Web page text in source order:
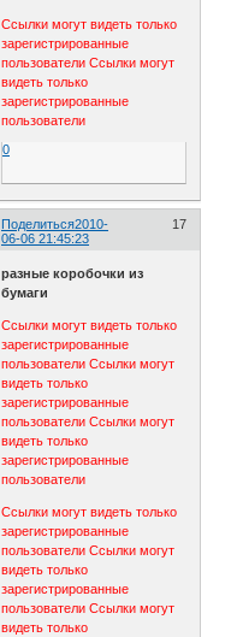
Ссылки могут видеть только
зарегистрированные
пользователи Ссылки могут
видеть только
зарегистрированные
пользователи
0
Поделиться 17
2010-
06-06 21:45:23
разные коробочки из
бумаги
Ссылки могут видеть только
зарегистрированные
пользователи Ссылки могут
видеть только
зарегистрированные
пользователи Ссылки могут
видеть только
зарегистрированные
пользователи
Ссылки могут видеть только
зарегистрированные
пользователи Ссылки могут
видеть только
зарегистрированные
пользователи Ссылки могут
видеть только